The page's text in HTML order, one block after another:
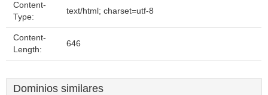
Content-
Type:
text/html; charset=utf-8
Content-
Length:
646
Dominios similares